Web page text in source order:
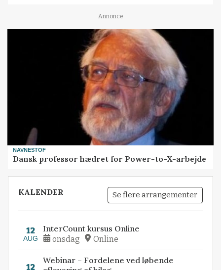
Annonce
NAVNESTOF
Dansk professor hædret for Power-to-X-arbejde
KALENDER Se flere arrangementer
12
AUG
InterCount kursus Online
onsdag Online
12
Webinar – Fordelene ved løbende